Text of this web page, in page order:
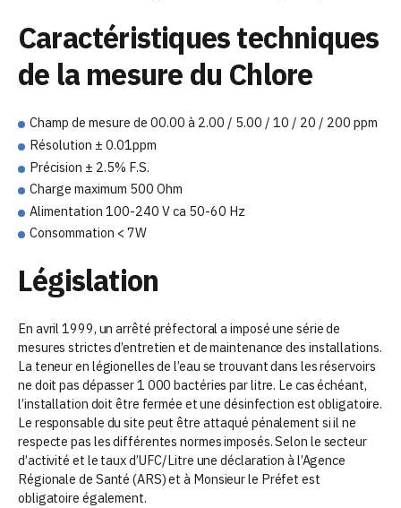
Caractéristiques techniques
de la mesure du Chlore
Champ de mesure de 00.00 à 2.00 / 5.00 / 10 / 20 / 200 ppm
Résolution ± 0.01ppm
Précision ± 2.5% F.S.
Charge maximum 500 Ohm
Alimentation 100-240 V ca 50-60 Hz
Consommation < 7W
Législation
En avril 1999, un arrêté préfectoral a imposé une série de
mesures strictes d’entretien et de maintenance des installations.
La teneur en légionelles de l’eau se trouvant dans les réservoirs
ne doit pas dépasser 1 000 bactéries par litre. Le cas échéant,
l’installation doit être fermée et une désinfection est obligatoire.
Le responsable du site peut être attaqué pénalement si il ne
respecte pas les différentes normes imposés. Selon le secteur
d’activité et le taux d’UFC/Litre une déclaration à l’Agence
Régionale de Santé (ARS) et à Monsieur le Préfet est
obligatoire également.